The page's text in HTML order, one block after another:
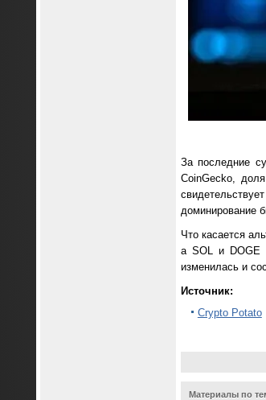
За последние
CoinGecko,
доминирование
Что касается
а SOL и DOGE
изменилась и
Источник:
Crypto Potato
Материалы по